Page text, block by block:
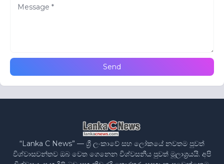
“Lanka C News” — ශ්‍රී ලංකාවේ සහ ලෝකයේ නවතම පුවත්
විශ්වාසවන්තව ඔබ වෙත ගෙනෙන විශ්වසනීය පුවත් මූලාශ්‍රයයි. අපි